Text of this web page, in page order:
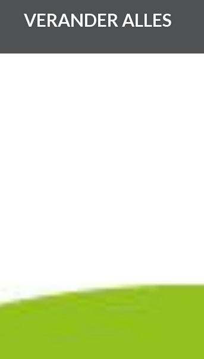
VERANDER ALLES